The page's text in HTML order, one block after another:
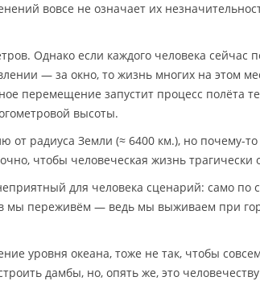
вовсе не означает их
Однако если каждого человека сейчас
— за окно, то жизнь многих на этом
перемещение запустит процесс полёта
высоты.
от радиуса Земли (≈ 6400 км.), но почему-то
чтобы человеческая жизнь трагически
для человека сценарий: само по
мы переживём — ведь мы выживаем при
уровня океана, тоже не так, чтобы
дамбы, но, опять же, это